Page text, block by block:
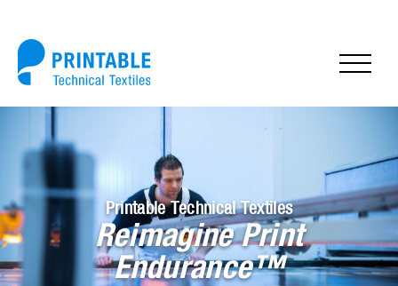
Printable Technical Textiles
Reimagine Print
Endurance™